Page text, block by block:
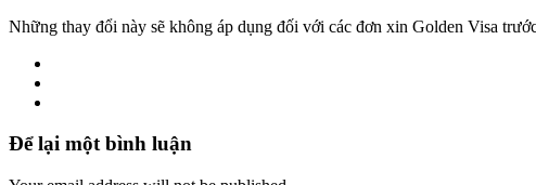
Những thay đổi này sẽ không áp dụng đối với các đơn xin Golden Visa
Để lại một bình luận